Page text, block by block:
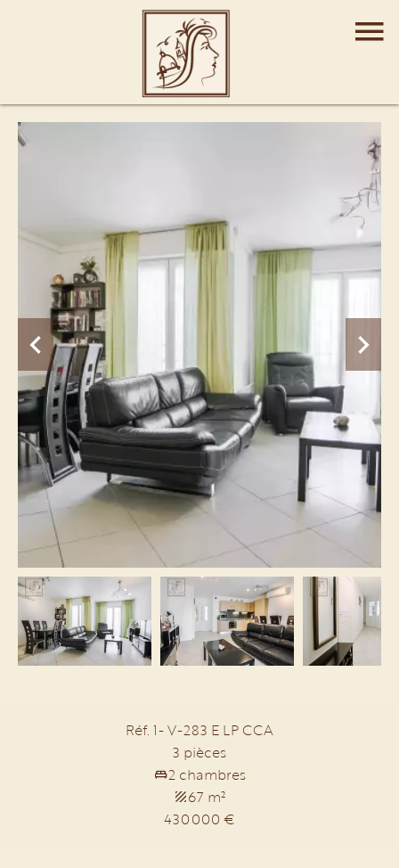
Réf. 1- V-283 E LP CCA
3 pièces
2 chambres
67 m²
430 000 €